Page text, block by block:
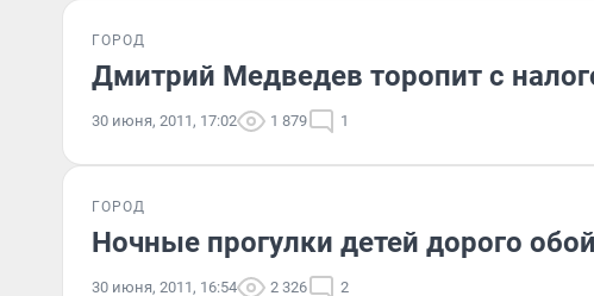
ГОРОД
Дмитрий Медведев торопит с
30 июня, 2011, 17:02 1 879 1
ГОРОД
Ночные прогулки детей дорого
30 июня, 2011, 16:54 2 326 2